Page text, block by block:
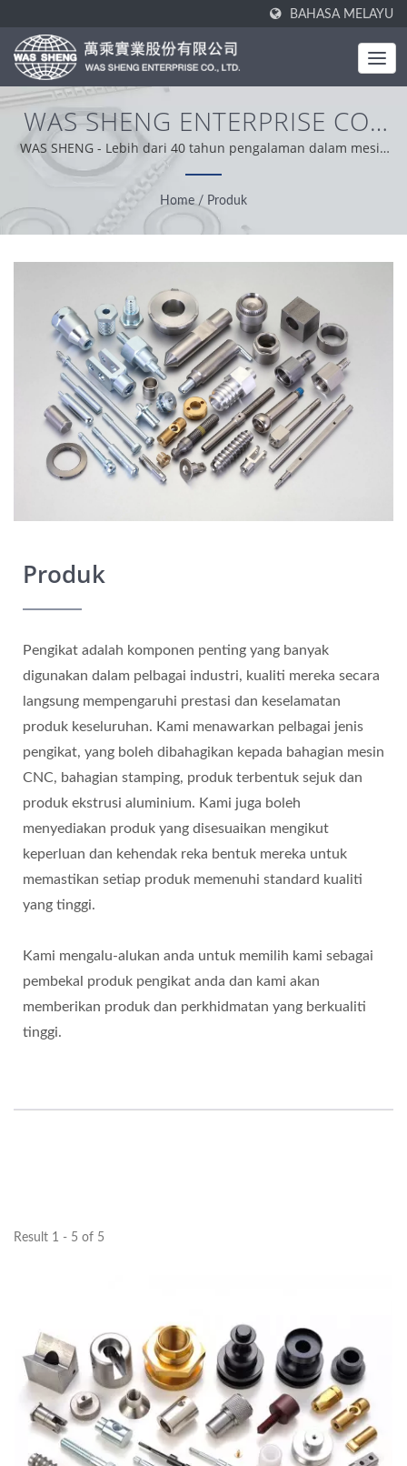
BAHASA MELAYU
WAS SHENG ENTERPRISE CO.,
LTD.
WAS SHENG - Lebih dari 40 tahun pengalaman dalam mesin
CNC, stamping, dan cold forging.
Home / Produk
Produk
Pengikat adalah komponen penting yang banyak
digunakan dalam pelbagai industri, kualiti mereka secara
langsung mempengaruhi prestasi dan keselamatan
produk keseluruhan. Kami menawarkan pelbagai jenis
pengikat, yang boleh dibahagikan kepada bahagian mesin
CNC, bahagian stamping, produk terbentuk sejuk dan
produk ekstrusi aluminium. Kami juga boleh
menyediakan produk yang disesuaikan mengikut
keperluan dan kehendak reka bentuk mereka untuk
memastikan setiap produk memenuhi standard kualiti
yang tinggi.
Kami mengalu-alukan anda untuk memilih kami sebagai
pembekal produk pengikat anda dan kami akan
memberikan produk dan perkhidmatan yang berkualiti
tinggi.
Result 1 - 5 of 5